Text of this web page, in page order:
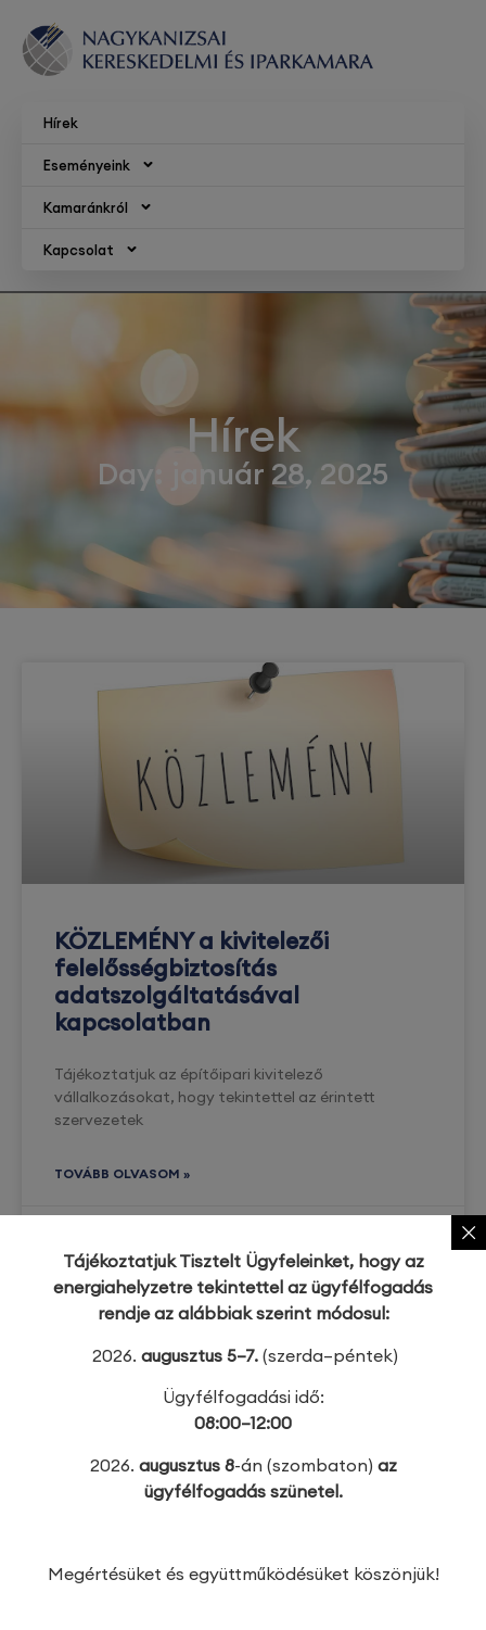
Hírek
Eseményeink
Kamaránkról
Kapcsolat
Hírek
Day: január 28, 2025
KÖZLEMÉNY a kivitelezői
felelősségbiztosítás
adatszolgáltatásával
kapcsolatban
Tájékoztatjuk az építőipari kivitelező
vállalkozásokat, hogy tekintettel az érintett
szervezetek
TOVÁBB OLVASOM »
Kategóriák
Adózás
Duális szakképzés
Építőipar
Gazdaságfejlesztés
Kamarai gyakorlati oktatói képzés
Kamarai hírek
Képzés, oktatás
Szakmai utak
Tájékoztatjuk Tisztelt Ügyfeleinket, hogy az
energiahelyzetre tekintettel az ügyfélfogadás
rendje az alábbiak szerint módosul:
2026. augusztus 5–7. (szerda–péntek)
Ügyfélfogadási idő:
08:00–12:00
2026. augusztus 8-án (szombaton) az
ügyfélfogadás szünetel.
Megértésüket és együttműködésüket köszönjük!